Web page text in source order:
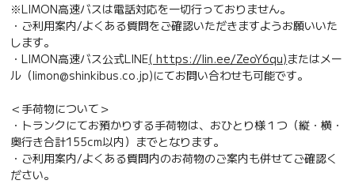
※LIMON高速バスは電話対応を一切行っておりません。
・ご利用案内/よくある質問をご確認いただきますようお願いいた
します。
・LIMON高速バス公式LINE( https://lin.ee/ZeoY6qu)またはメー
ル（limon@shinkibus.co.jp)にてお問い合わせも可能です。
＜手荷物について＞
・トランクにてお預かりする手荷物は、おひとり様１つ（縦・横・
奥行き合計155cm以内）までとなります。
・ご利用案内/よくある質問内のお荷物のご案内も併せてご確認く
ださい。